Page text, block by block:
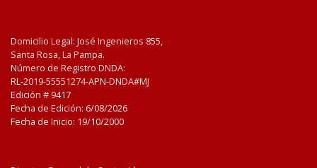
Domicilio Legal: José Ingenieros 855,
Santa Rosa, La Pampa.
Número de Registro DNDA:
RL-2019-55551274-APN-DNDA#MJ
Edición # 9417
Fecha de Edición: 6/08/2026
Fecha de Inicio: 19/10/2000